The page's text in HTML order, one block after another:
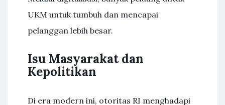
UKM untuk tumbuh dan mencapai
pelanggan lebih besar.
Isu Masyarakat dan
Kepolitikan
Di era modern ini, otoritas RI menghadapi